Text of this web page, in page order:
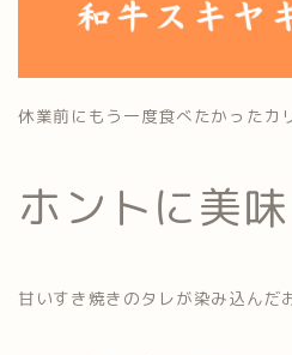
休業前にもう一度食べたかったカ
ホントに美味
甘いすき焼きのタレが染み込んだ